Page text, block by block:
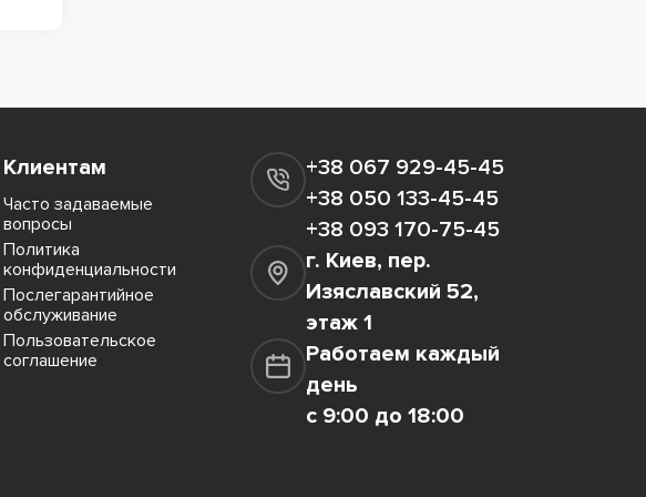
Клиентам
Часто задаваемые
вопросы
Политика
конфиденциальности
Послегарантийное
обслуживание
Пользовательское
соглашение
+38 067 929-45-45
+38 050 133-45-45
+38 093 170-75-45
г. Киев, пер.
Изяславский 52,
этаж 1
Работаем каждый
день
с 9:00 до 18:00